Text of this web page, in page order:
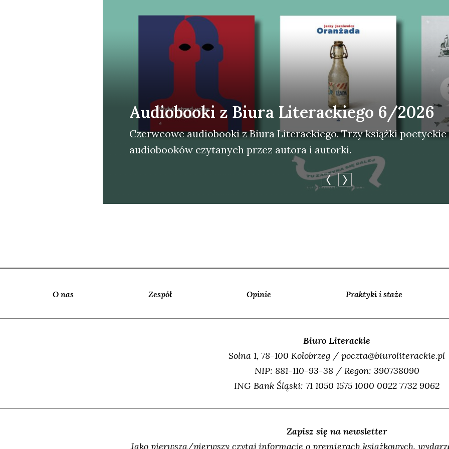
Audiobooki z Biura Literackiego 6/2026
Czerw­co­we audio­bo­oki z Biu­ra Lite­rac­kie­go. Trzy książ­ki
audio­bo­oków czy­ta­nych przez auto­ra i autor­ki.
O nas Zespół Opinie Praktyki i staże
Biuro Literackie
Solna 1, 78-100 Kołobrzeg / poczta@biuroliterackie.pl
NIP: 881-110-93-38 / Regon: 390738090
ING Bank Śląski: 71 1050 1575 1000 0022 7732 9062
Zapisz się na newsletter
Jako pierwsza/pierwszy czytaj informacje o premierach książkowych,